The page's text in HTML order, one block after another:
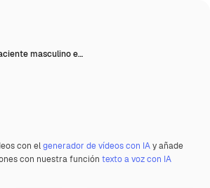
masculino e…
con elgenerador de vídeos con IAy añade
con nuestra función texto a voz con IA